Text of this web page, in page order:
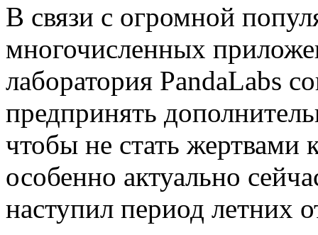
В связи с огромной
многочисленных
лаборатория PandaLabs
предпринять
чтобы не стать
особенно актуально
наступил период летних